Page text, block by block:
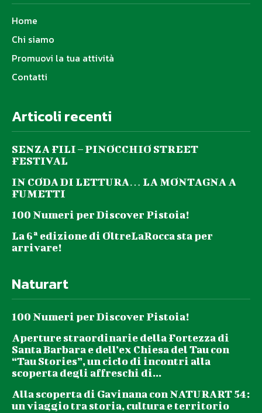
Home
Chi siamo
Promuovi la tua attività
Contatti
Articoli recenti
SENZA FILI – PINOCCHIO STREET
FESTIVAL
IN CODA DI LETTURA… LA MONTAGNA A
FUMETTI
100 Numeri per Discover Pistoia!
La 6ª edizione di OltreLaRocca sta per
arrivare!
Naturart
100 Numeri per Discover Pistoia!
Aperture straordinarie della Fortezza di
Santa Barbara e dell’ex Chiesa del Tau con
“Tau Stories”, un ciclo di incontri alla
scoperta degli affreschi di...
Alla scoperta di Gavinana con NATURART 54:
un viaggio tra storia, cultura e territorio